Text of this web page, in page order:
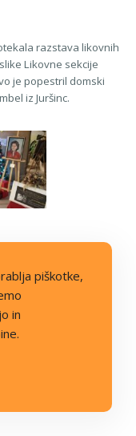
razstava likovnih
Likovne sekcije
je popestril domski
iz Juršinc.
piškotke,
in